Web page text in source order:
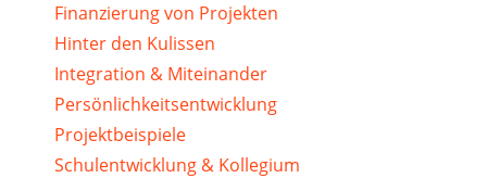
Finanzierung von Projekten
Hinter den Kulissen
Integration & Miteinander
Persönlichkeitsentwicklung
Projektbeispiele
Schulentwicklung & Kollegium